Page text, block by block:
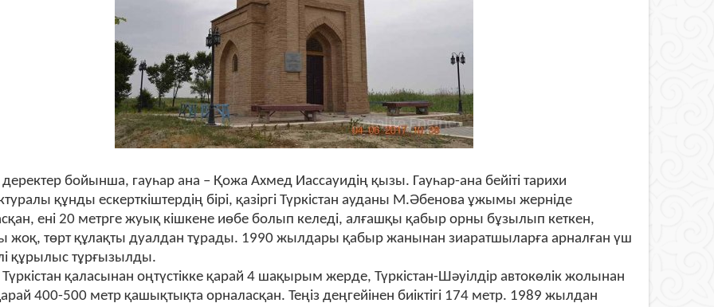
бойынша, гауһар ана – Қожа Ахмед Иассауидің қызы. Гауһар-ана бейіті тарихи
құнды ескерткіштердің бірі, қазіргі Түркістан ауданы М.Әбенова ұжымы жерніде
ені 20 метрге жуық кішкене иөбе болып келеді, алғашқы қабыр орны бұзылып кеткен,
жоқ, төрт құлақты дуалдан тұрады. 1990 жылдары қабыр жанынан зиаратшыларға арналған үш
құрылыс тұрғызылды.
қаласынан оңтүстікке қарай 4 шақырым жерде, Түркістан-Шәуілдір автокөлік жолынан
400-500 метр қашықтықта орналасқан. Теңіз деңгейінен биіктігі 174 метр. 1989 жылдан